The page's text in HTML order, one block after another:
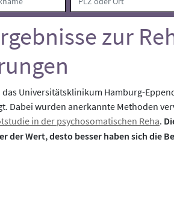
zur
das Universitätsklinikum Hamburg-
Dabei wurden anerkannte Methoden
in der psychosomatischen Reha.
der Wert, desto besser haben sich die